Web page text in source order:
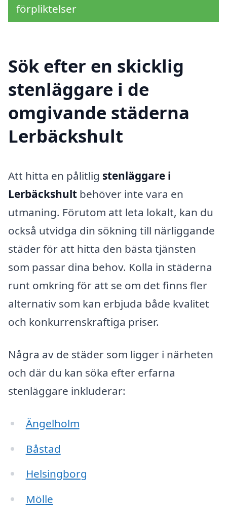
förpliktelser
Sök efter en skicklig
stenläggare i de
omgivande städerna
Lerbäckshult
Att hitta en pålitlig stenläggare i
Lerbäckshult behöver inte vara en
utmaning. Förutom att leta lokalt, kan du
också utvidga din sökning till närliggande
städer för att hitta den bästa tjänsten
som passar dina behov. Kolla in städerna
runt omkring för att se om det finns fler
alternativ som kan erbjuda både kvalitet
och konkurrenskraftiga priser.
Några av de städer som ligger i närheten
och där du kan söka efter erfarna
stenläggare inkluderar:
Ängelholm
Båstad
Helsingborg
Mölle